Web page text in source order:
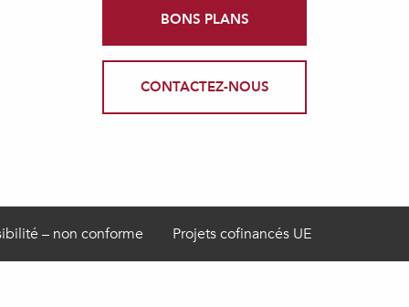
BONS PLANS
CONTACTEZ-NOUS
– non conforme Projets cofinancés UE